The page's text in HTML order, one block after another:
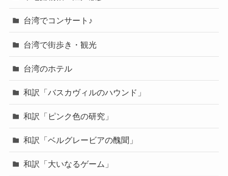
台湾でコンサート♪
台湾で街歩き・観光
台湾のホテル
和訳「バスカヴィルのハウンド」
和訳「ピンク色の研究」
和訳「ベルグレービアの醜聞」
和訳「大いなるゲーム」